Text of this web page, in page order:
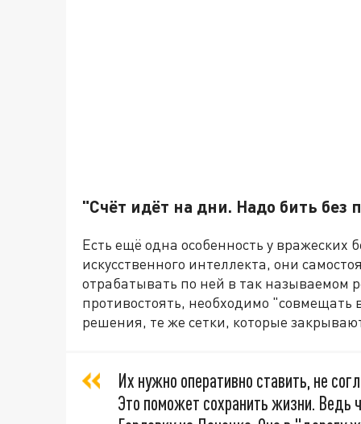
"Счёт идёт на дни. Надо бить без
Есть ещё одна особенность у вражеских
искусственного интеллекта, они
отрабатывать по ней в так называемом
противостоять, необходимо
решения, те же сетки, которые
Их нужно оперативно ставить, не
Это поможет сохранить жизни. Ведь